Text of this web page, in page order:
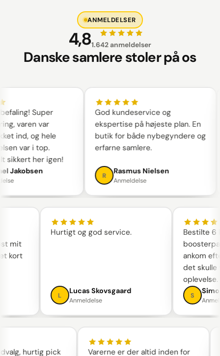
ANMELDELSER
4,81.642 anmeldelser
Danske samlere stoler på os
Super
varen var
ind, og hele
var i top.
her igen!
Jakobsen
God kundeservice og
ekspertise på højeste plan. En
butik for både nybegyndere og
erfarne samlere.
R
Rasmus Nielsen
Anmeldelse
mit
kort
Hurtigt og god service.
Lucas Skovsgaard
Anmeldelse
Bestilte
ankom
det
hurtig pick
Varerne er der altid inden for